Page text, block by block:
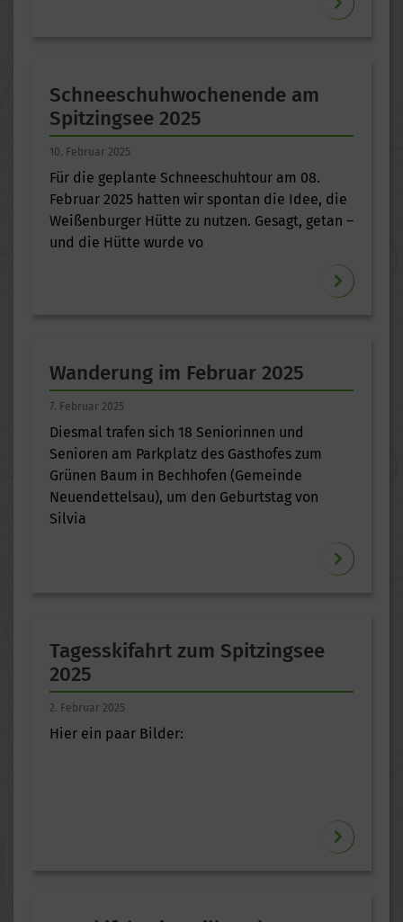
Schneeschuhwochenende am
Spitzingsee 2025
10. Februar 2025
Für die geplante Schneeschuhtour am 08.
Februar 2025 hatten wir spontan die Idee, die
Weißenburger Hütte zu nutzen. Gesagt, getan –
und die Hütte wurde vo
Wanderung im Februar 2025
7. Februar 2025
Diesmal trafen sich 18 Seniorinnen und
Senioren am Parkplatz des Gasthofes zum
Grünen Baum in Bechhofen (Gemeinde
Neuendettelsau), um den Geburtstag von
Silvia
Tagesskifahrt zum Spitzingsee
2025
2. Februar 2025
Hier ein paar Bilder: